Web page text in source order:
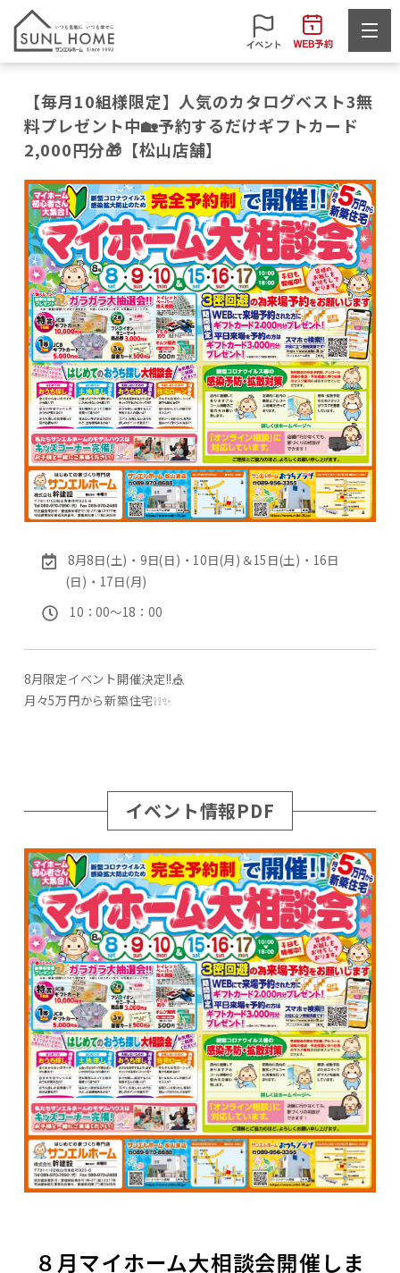
【毎月10組様限定】人気のカタログベスト3無
料プレゼント中🏡予約するだけギフトカード
2,000円分🎁【松山店舗】
8月8日(土)・9日(日)・10日(月)＆15日(土)・16日
(日)・17日(月)
10：00〜18：00
8月限定イベント開催決定!!🎪
月々5万円から新築住宅❕❕✨
イベント情報PDF
８月マイホーム大相談会開催しま